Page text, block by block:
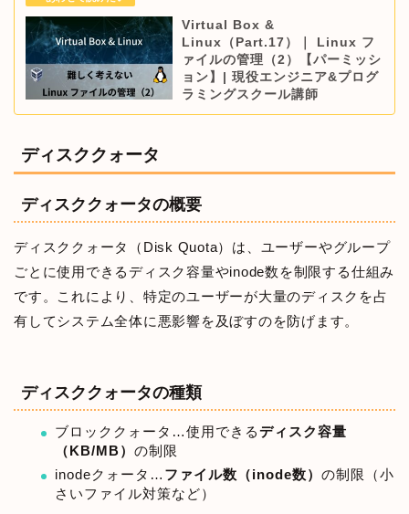
Virtual Box &
Linux（Part.17）｜ Linux フ
ァイルの管理（2）【パーミッシ
ョン】| 現役エンジニア&プログ
ラミングスクール講師
ディスククォータ
ディスククォータの概要
ディスククォータ（Disk Quota）は、ユーザーやグループ
ごとに使用できるディスク容量やinode数を制限する仕組み
です。これにより、特定のユーザーが大量のディスクを占
有してシステム全体に悪影響を及ぼすのを防げます。
ディスククォータの種類
ブロッククォータ…使用できるディスク容量
（KB/MB） の制限
inodeクォータ… ファイル数（inode数） の制限（小
さいファイル対策など）